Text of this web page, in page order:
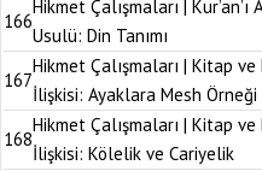
166
Hikmet Çalışmaları | Kur’an’ı
Usulü: Din Tanımı
167
Hikmet Çalışmaları | Kitap
İlişkisi: Ayaklara Mesh Örneği
168
Hikmet Çalışmaları | Kitap
İlişkisi: Kölelik ve Cariyelik